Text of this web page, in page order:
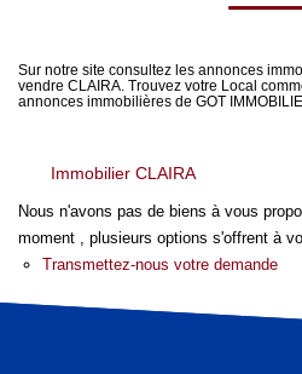
NOS
Avis
Blog
Sur notre site consultez les annonces
vendre CLAIRA. Trouvez votre Local
annonces immobilières de GOT
Immobilier CLAIRA
Nous n'avons pas de biens à vous
moment , plusieurs options s'offrent à
Transmettez-nous votre demande